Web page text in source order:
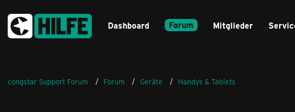
Dashboard Forum Mitglieder
congstar Support Forum Forum Geräte Handys & Tablets